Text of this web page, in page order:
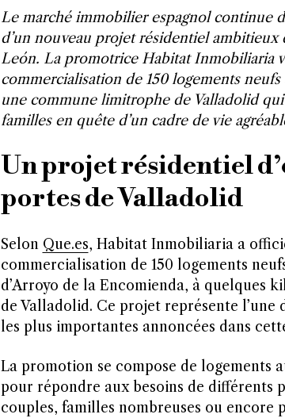
Le marché immobilier espagnol continue
d’un nouveau projet résidentiel
León. La promotrice Habitat Inmobiliaria
commercialisation de 150 logements
une commune limitrophe de Valladolid
familles en quête d’un cadre de vie
Un projet résidentiel
portes de Valladolid
Selon Que.es, Habitat Inmobiliaria a
commercialisation de 150 logements
d’Arroyo de la Encomienda, à quelques
de Valladolid. Ce projet représente l’une
les plus importantes annoncées dans
La promotion se compose de logements
pour répondre aux besoins de différents
couples, familles nombreuses ou encore